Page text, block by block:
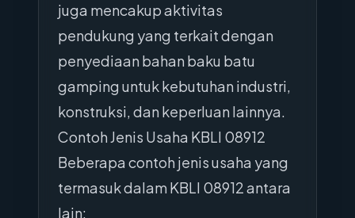
juga mencakup aktivitas
pendukung yang terkait dengan
penyediaan bahan baku batu
gamping untuk kebutuhan industri,
konstruksi, dan keperluan lainnya.
Contoh Jenis Usaha KBLI 08912
Beberapa contoh jenis usaha yang
termasuk dalam KBLI 08912 antara
lain: